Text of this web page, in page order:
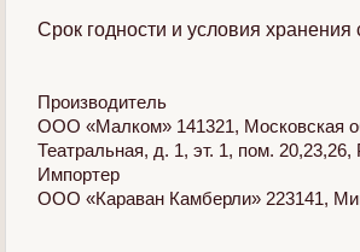
Срок годности и условия хранения
Производитель
ООО «Малком» 141321, Московская
Театральная, д. 1, эт. 1, пом. 20,23,26,
Импортер
ООО «Караван Камберли» 223141,